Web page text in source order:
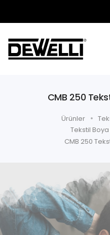
CMB 250
Ürünler
Tekstil
CMB 250